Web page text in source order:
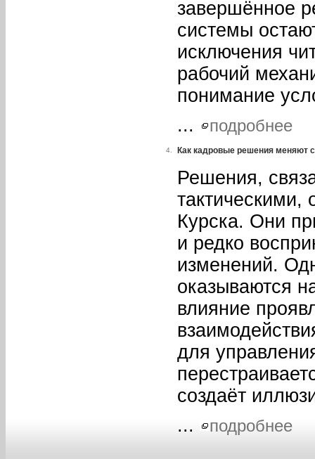
завершённое
системы
исключения
рабочий
понимание
...
подробнее
4. Как кадровые решения меняют
Решения,
тактическими,
Курска. Они
и редко
изменений.
оказываются
влияние
для
создаёт
...
подробнее